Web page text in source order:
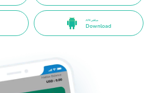
APK مباشر
Download